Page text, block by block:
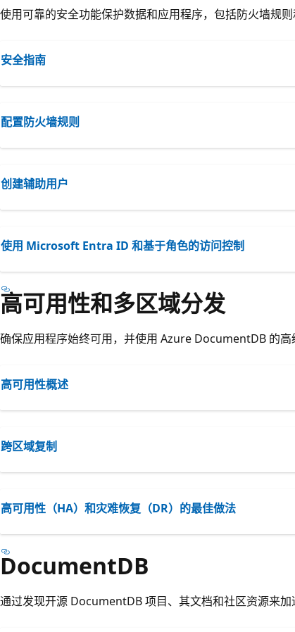
使用可靠的安全功能保护数据和应用程序，包括防火墙规
安全指南
配置防火墙规则
创建辅助用户
使用 Microsoft Entra ID 和基于角色的访问控制
高可用性和多区域分发
确保应用程序始终可用，并使用 Azure DocumentDB 的高
高可用性概述
跨区域复制
高可用性（HA）和灾难恢复（DR）的最佳做法
DocumentDB
通过发现开源 DocumentDB 项目、其文档和社区资源来加